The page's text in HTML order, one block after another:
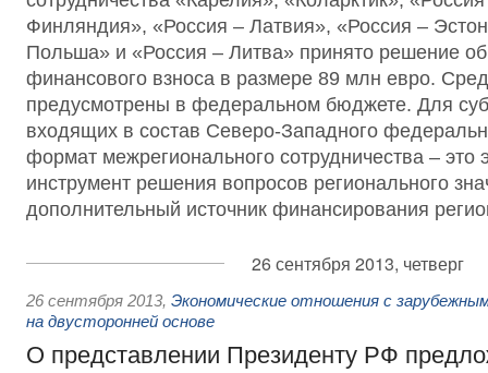
Финляндия», «Россия – Латвия», «Россия –
Польша» и «Россия – Литва» принято решение
финансового взноса в размере 89 млн евро.
предусмотрены в федеральном бюджете. Для
входящих в состав Северо-Западного
формат межрегионального сотрудничества –
инструмент решения вопросов регионального
дополнительный источник финансирования
26 сентября 2013, четверг
26 сентября 2013, Экономические отношения с
на двусторонней основе
О представлении Президенту РФ